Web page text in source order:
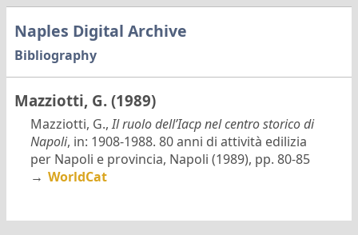
Naples Digital Archive
Bibliography
Mazziotti, G. (1989)
Mazziotti, G.,Il ruolo dell’Iacp nel centro storico di
Napoli, in: 1908-1988. 80 anni di attività edilizia
per Napoli e provincia, Napoli (1989), pp. 80-85
→ WorldCat